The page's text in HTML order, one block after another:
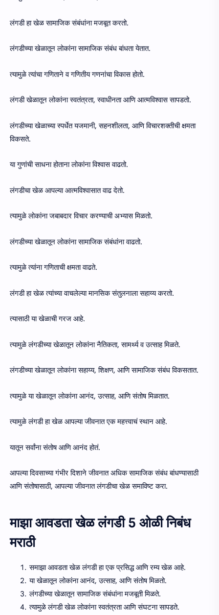
लंगडी हा खेळ सामाजिक संबंधांना मजबूत करतो.
लंगडीच्या खेळातून लोकांना सामाजिक संबंध बांधता येतात.
त्यामुळे त्यांचा गणिताने व गणितीय गणनांचा विकास होतो.
लंगडी खेळातून लोकांना स्वतंत्रता, स्वाधीनता आणि आत्मविश्वास सापडतो.
लंगडीच्या खेळाच्या स्पर्धेत यजमानी, सहनशीलता, आणि विचारशक्तीची क्षमता
विकसते.
या गुणांची साधना होताना लोकांना विश्वास वाढतो.
लंगडीचा खेळ आपल्या आत्मविश्वासात वाढ देतो.
त्यामुळे लोकांना जबाबदार विचार करण्याची अभ्यास मिळतो.
लंगडीच्या खेळातून लोकांना सामाजिक संबंधांना वाढतो.
त्यामुळे त्यांना गणिताची क्षमता वाढते.
लंगडी हा खेळ त्यांच्या वाचलेल्या मानसिक संतुलनाला सहाय्य करतो.
त्यासाठी या खेळाची गरज आहे.
त्यामुळे लंगडीच्या खेळातून लोकांना नैतिकता, सामर्थ्य व उत्साह मिळते.
लंगडीच्या खेळातून लोकांना सहाय्य, शिक्षण, आणि सामाजिक संबंध विकसतात.
त्यामुळे या खेळातून लोकांना आनंद, उत्साह, आणि संतोष मिळतात.
त्यामुळे लंगडी हा खेळ आपल्या जीवनात एक महत्त्वाचं स्थान आहे.
यातून सर्वांना संतोष आणि आनंद होतं.
आपल्या दिवसाच्या गंभीर दिशाने जीवनात अधिक सामाजिक संबंध बांधण्यासाठी
आणि संतोषासाठी, आपल्या जीवनात लंगडीचा खेळ समाविष्ट करा.
माझा आवडता खेळ लंगडी 5 ओळी निबंध
मराठी
समाझा आवडता खेळ लंगडी हा एक प्रसिद्ध आणि रम्य खेळ आहे.
या खेळातून लोकांना आनंद, उत्साह, आणि संतोष मिळतो.
लंगडीच्या खेळातून सामाजिक संबंधांना मजबूती मिळते.
त्यामुळे लंगडी खेळ लोकांना स्वतंत्रता आणि संघटना सापडते.